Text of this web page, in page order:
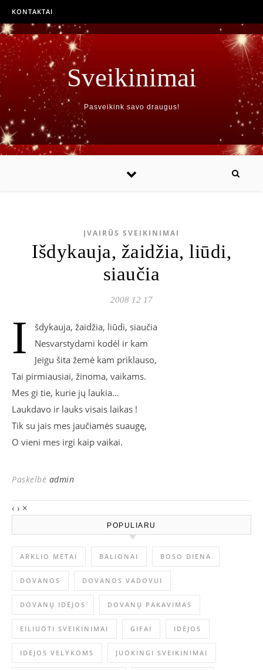
KONTAKTAI
Sveikinimai
Pasveikink savo draugus!
ĮVAIRŪS SVEIKINIMAI
Išdykauja, žaidžia, liūdi,
siaučia
2008 12 17
I
šdykauja, žaidžia, liūdi, siaučia
Nesvarstydami kodėl ir kam
Jeigu šita žemė kam priklauso,
Tai pirmiausiai, žinoma, vaikams.
Mes gi tie, kurie jų laukia…
Laukdavo ir lauks visais laikas !
Tik su jais mes jaučiamės suaugę,
O vieni mes irgi kaip vaikai.
Paskelbė admin
‹ › ×
POPULIARU
ARKLIO METAI BALIONAI BOSO DIENA
DOVANOS DOVANOS VADOVUI
DOVANŲ IDĖJOS DOVANŲ PAKAVIMAS
EILIUOTI SVEIKINIMAI GIFAI IDĖJOS
IDĖJOS VELYKOMS JUOKINGI SVEIKINIMAI